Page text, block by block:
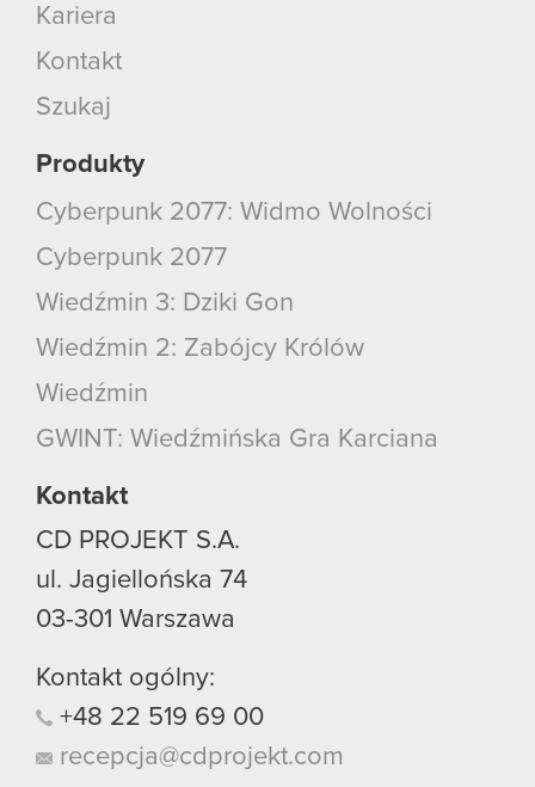
Kariera
Kontakt
Szukaj
Produkty
Cyberpunk 2077: Widmo Wolności
Cyberpunk 2077
Wiedźmin 3: Dziki Gon
Wiedźmin 2: Zabójcy Królów
Wiedźmin
GWINT: Wiedźmińska Gra Karciana
Kontakt
CD PROJEKT S.A.
ul. Jagiellońska 74
03-301 Warszawa
Kontakt ogólny:
+48 22 519 69 00
recepcja@cdprojekt.com